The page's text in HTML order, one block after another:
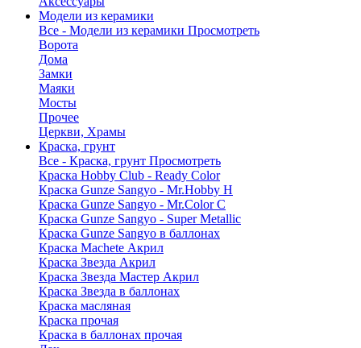
Модели из керамики
Все - Модели из керамики Просмотреть
Ворота
Дома
Замки
Маяки
Мосты
Прочее
Церкви, Храмы
Краска, грунт
Все - Краска, грунт Просмотреть
Краска Hobby Club - Ready Color
Краска Gunze Sangyo - Mr.Hobby H
Краска Gunze Sangyo - Mr.Color C
Краска Gunze Sangyo - Super Metallic
Краска Gunze Sangyo в баллонах
Краска Machete Акрил
Краска Звезда Акрил
Краска Звезда Мастер Акрил
Краска Звезда в баллонах
Краска масляная
Краска прочая
Краска в баллонах прочая